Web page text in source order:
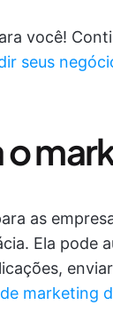
você!
seus
o
as
Ela pode
de marketing